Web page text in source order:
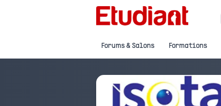
Forums & Salons Formations